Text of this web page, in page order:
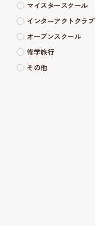
マイスタースクール
インターアクトクラブ
オープンスクール
修学旅行
その他